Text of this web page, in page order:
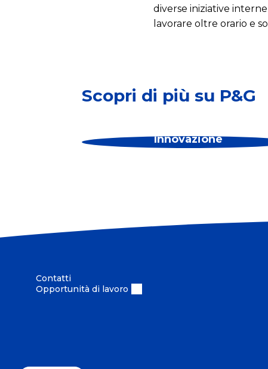
diverse iniziative
lavorare oltre orario e
Scopri di più su P&G
Innovazione
Contatti
Opportunità di lavoro